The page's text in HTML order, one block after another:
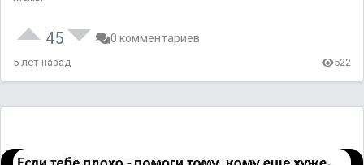
45 0 комментариев
5 лет назад 522